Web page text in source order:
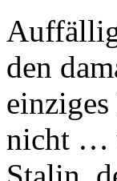
den
nicht …